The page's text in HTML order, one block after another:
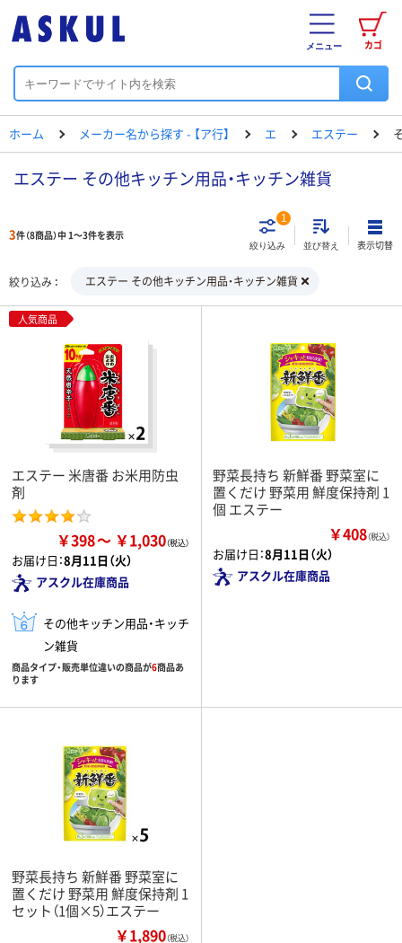
カゴ
メニュー
ホーム メーカー名から探す - 【ア行】 エ エステー
エステー その他キッチン用品・キッチン雑貨
3件（8商品）中 1～3件を表示
絞り込み
1
並び替え 表示切替
絞り込み エステー その他キッチン用品・キッチン雑貨
人気商品
エステー 米唐番 お米用防虫
剤
￥398 ￥1,030
お届け日：8月11日（火）
アスクル在庫商品
その他キッチン用品・キッチ
ン雑貨
商品タイプ・販売単位違いの商品が6商品あ
ります
野菜長持ち 新鮮番 野菜室に
置くだけ 野菜用 鮮度保持剤 1
個 エステー
￥408（税込）
お届け日：8月11日（火）
アスクル在庫商品
野菜長持ち 新鮮番 野菜室に
置くだけ 野菜用 鮮度保持剤 1
セット（1個×5）エステー
￥1,890（税込）